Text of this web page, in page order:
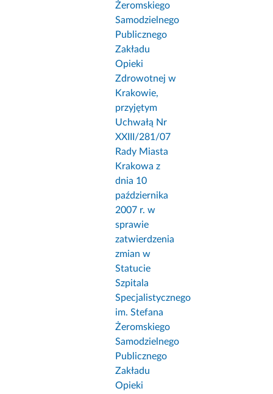
Żeromskiego
Samodzielnego
Publicznego
Zakładu
Opieki
Zdrowotnej w
Krakowie,
przyjętym
Uchwałą Nr
XXIII/281/07
Rady Miasta
Krakowa z
dnia 10
października
2007 r. w
sprawie
zatwierdzenia
zmian w
Statucie
Szpitala
Specjalistycznego
im. Stefana
Żeromskiego
Samodzielnego
Publicznego
Zakładu
Opieki